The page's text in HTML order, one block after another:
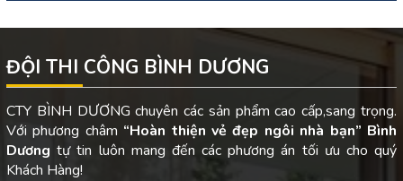
ĐỘI THI CÔNG BÌNH DƯƠNG
CTY BÌNH DƯƠNG chuyên các sản phẩm cao cấp,sang trọng.
Với phương châm “Hoàn thiện vẻ đẹp ngôi nhà bạn” Bình
Dươngtự tin luôn mang đến các phương án tối ưu cho quý
Khách Hàng!